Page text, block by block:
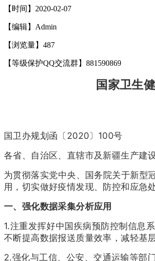
【时间】2020-02-07
【编辑】Admin
【浏览量】 487
【等级保护QQ交流群】881590869
国家卫生
国卫办规划函〔2020〕100号
各省、自治区、直辖市及新疆生产建
为贯彻落实党中央、国务院关于新型
用，切实做好疫情发现、防控和应急
一、强化数据采集分析应用
1.注重发挥好中国疾病预防控制信息
不断提高数据报送质量效率，减轻基
2.强化与工信、公安、交通运输等部